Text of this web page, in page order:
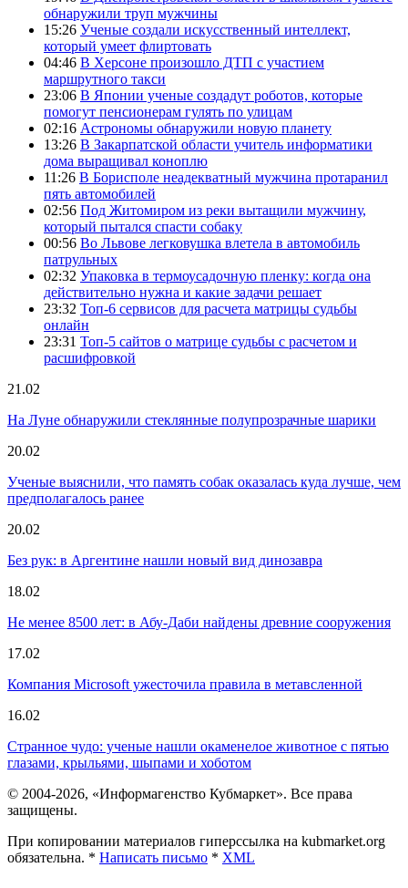
обнаружили труп мужчины
15:26 Ученые создали искусственный интеллект,
который умеет флиртовать
04:46 В Херсоне произошло ДТП с участием
маршрутного такси
23:06 В Японии ученые создадут роботов, которые
помогут пенсионерам гулять по улицам
02:16 Астрономы обнаружили новую планету
13:26 В Закарпатской области учитель информатики
дома выращивал коноплю
11:26 В Борисполе неадекватный мужчина протаранил
пять автомобилей
02:56 Под Житомиром из реки вытащили мужчину,
который пытался спасти собаку
00:56 Во Львове легковушка влетела в автомобиль
патрульных
02:32 Упаковка в термоусадочную пленку: когда она
действительно нужна и какие задачи решает
23:32 Топ-6 сервисов для расчета матрицы судьбы
онлайн
23:31 Топ-5 сайтов о матрице судьбы с расчетом и
расшифровкой
21.02
На Луне обнаружили стеклянные полупрозрачные шарики
20.02
Ученые выяснили, что память собак оказалась куда лучше, чем
предполагалось ранее
20.02
Без рук: в Аргентине нашли новый вид динозавра
18.02
Не менее 8500 лет: в Абу-Даби найдены древние сооружения
17.02
Компания Microsoft ужесточила правила в метавсленной
16.02
Странное чудо: ученые нашли окаменелое животное с пятью
глазами, крыльями, шыпами и хоботом
© 2004-2026, «Информагенство Кубмаркет». Все права
защищены.
При копировании материалов гиперссылка на kubmarket.org
обязательна. * Написать письмо * XML